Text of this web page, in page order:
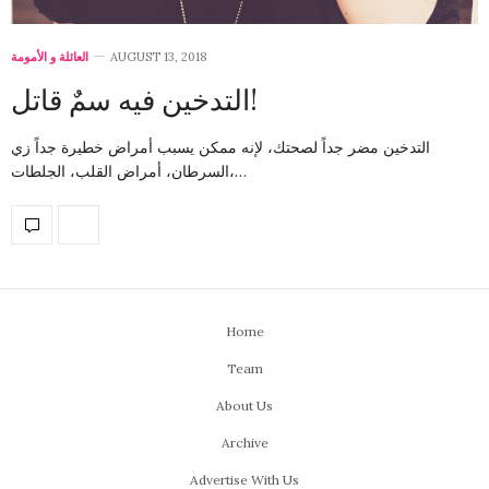
العائلة و الأمومة AUGUST 13, 2018
التدخين فيه سمٌ قاتل!
التدخين مضر جداً لصحتك، لإنه ممكن يسبب أمراض خطيرة جداً زي
السرطان، أمراض القلب، الجلطات،…
Home
Team
About Us
Archive
Advertise With Us